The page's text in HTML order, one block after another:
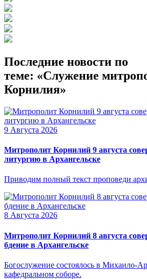
Последние новости по
теме: «Служение
Корнилия»
9 Августа 2026
Митрополит Корнилий 9 августа
литургию в Архангельске
Приводим полный текст проповеди
8 Августа 2026
Митрополит Корнилий 8 августа
бдение в Архангельске
Богослужение состоялось в Михаило-
кафедральном соборе.